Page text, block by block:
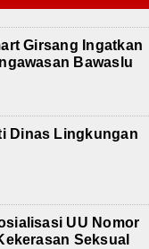
Girsang Ingatkan
Bawaslu
Dinas Lingkungan
UU Nomor
Seksual